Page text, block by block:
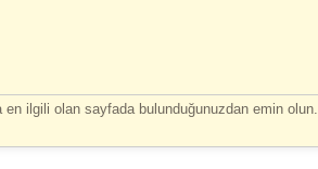
en ilgili olan sayfada bulunduğunuzdan emin olun.